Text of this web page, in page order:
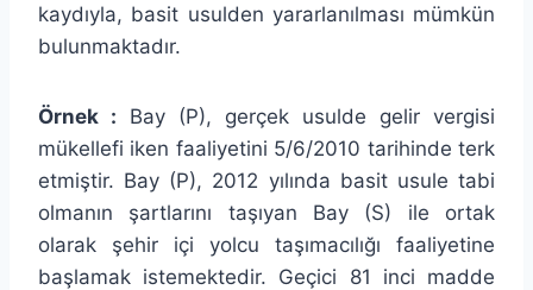
kaydıyla, basit usulden yararlanılması mümkün
bulunmaktadır.
Örnek : Bay (P), gerçek usulde gelir vergisi
mükellefi iken faaliyetini 5/6/2010 tarihinde terk
etmiştir. Bay (P), 2012 yılında basit usule tabi
olmanın şartlarını taşıyan Bay (S) ile ortak
olarak şehir içi yolcu taşımacılığı faaliyetine
başlamak istemektedir. Geçici 81 inci madde